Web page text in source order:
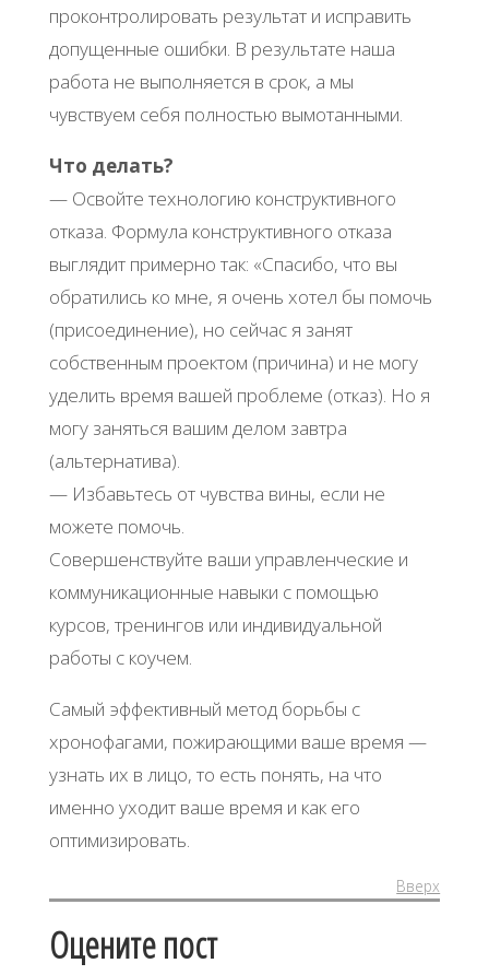
проконтролировать результат и исправить
допущенные ошибки. В результате наша
работа не выполняется в срок, а мы
чувствуем себя полностью вымотанными.
Что делать?
— Освойте технологию конструктивного
отказа. Формула конструктивного отказа
выглядит примерно так: «Спасибо, что вы
обратились ко мне, я очень хотел бы помочь
(присоединение), но сейчас я занят
собственным проектом (причина) и не могу
уделить время вашей проблеме (отказ). Но я
могу заняться вашим делом завтра
(альтернатива).
— Избавьтесь от чувства вины, если не
можете помочь.
Совершенствуйте ваши управленческие и
коммуникационные навыки с помощью
курсов, тренингов или индивидуальной
работы с коучем.
Самый эффективный метод борьбы с
хронофагами, пожирающими ваше время —
узнать их в лицо, то есть понять, на что
именно уходит ваше время и как его
оптимизировать.
Вверх
Оцените пост